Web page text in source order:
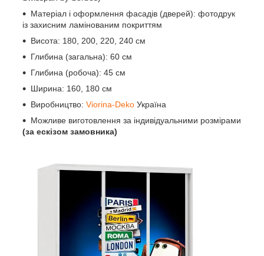
Матеріал і оформлення фасадів (дверей): фотодрук
із захисним ламінованим покриттям
Висота: 180, 200, 220, 240 см
Глибина (загальна): 60 см
Глибина (робоча): 45 см
Ширина: 160, 180 см
Виробництво: Viorina-Deko Україна
Можливе виготовлення за індивідуальними розмірами
(за ескізом замовника)